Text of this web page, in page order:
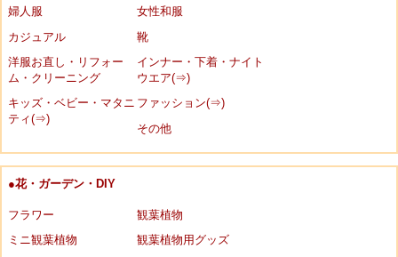
婦人服
女性和服
カジュアル
靴
洋服お直し・リフォー
ム・クリーニング
インナー・下着・ナイト
ウエア(⇒)
キッズ・ベビー・マタニ
ティ(⇒)
ファッション(⇒)
その他
●花・ガーデン・DIY
フラワー
観葉植物
ミニ観葉植物
観葉植物用グッズ